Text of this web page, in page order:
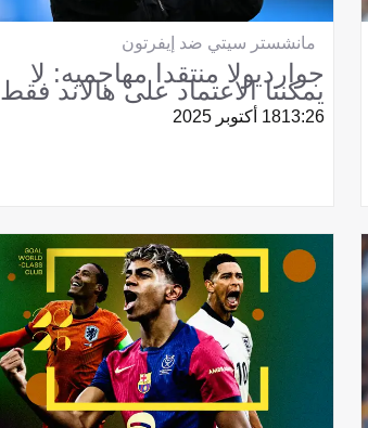
مانشستر سيتي ضد إيفرتون
جوارديولا منتقدا مهاجميه: لا
يمكننا الاعتماد على هالاند فقط
13:2618 أكتوبر 2025